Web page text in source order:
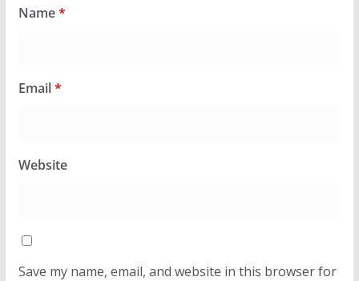
Name*
Email*
Website
Save my name, email, and website in this browser for